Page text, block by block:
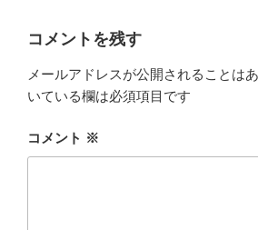
コメントを残す
メールアドレスが公開されることはあ
いている欄は必須項目です
コメント ※